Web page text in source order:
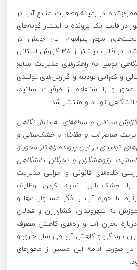
در زمینه وضعیت منابع آب در
قالب یک پرونده با انتشار گونه‌های
مهم پیرامون این چالش در
خبرگزاری مهر پرداخته شد. در قالب بیشتر از ۳۸ گزارش استانی
بومی به راهکارهای مدیریت منابع
و کم‌آبی بودیم و گزارش‌های تولیدی
محور و با استفاده از ظرفیت اساتید،
تولید و منتشر شد.
قالب بیشتر از ۳۸ گزارش استانی و منطقه‌ای به دنبال نگاهی
منابع آب و مقابله با خشک‌سالی و
تولیدی در این پرونده راهکار محور و
پژوهشگران و نخبگان دانشگاهی
خلاءهای قانونی و اجرایی مدیریت
با خشک‌سالی، نمایه کردن وظایف
با حوزه آب با ذکر مسئولیت‌ها و
به شهروندان، کشاورزان و فعالان
بحران آب و راه‌های کاهش مصرف
بارندگی و کاهش آن طی سال جاری و
در صورت ادامه این مسیر از محورهای